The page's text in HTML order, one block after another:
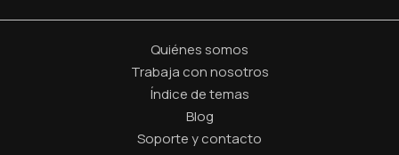
Quiénes somos
Trabaja con nosotros
Índice de temas
Blog
Soporte y contacto